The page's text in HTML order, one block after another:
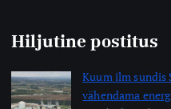
Hiljutine postitus
Kuum ilm sundis
vähendama